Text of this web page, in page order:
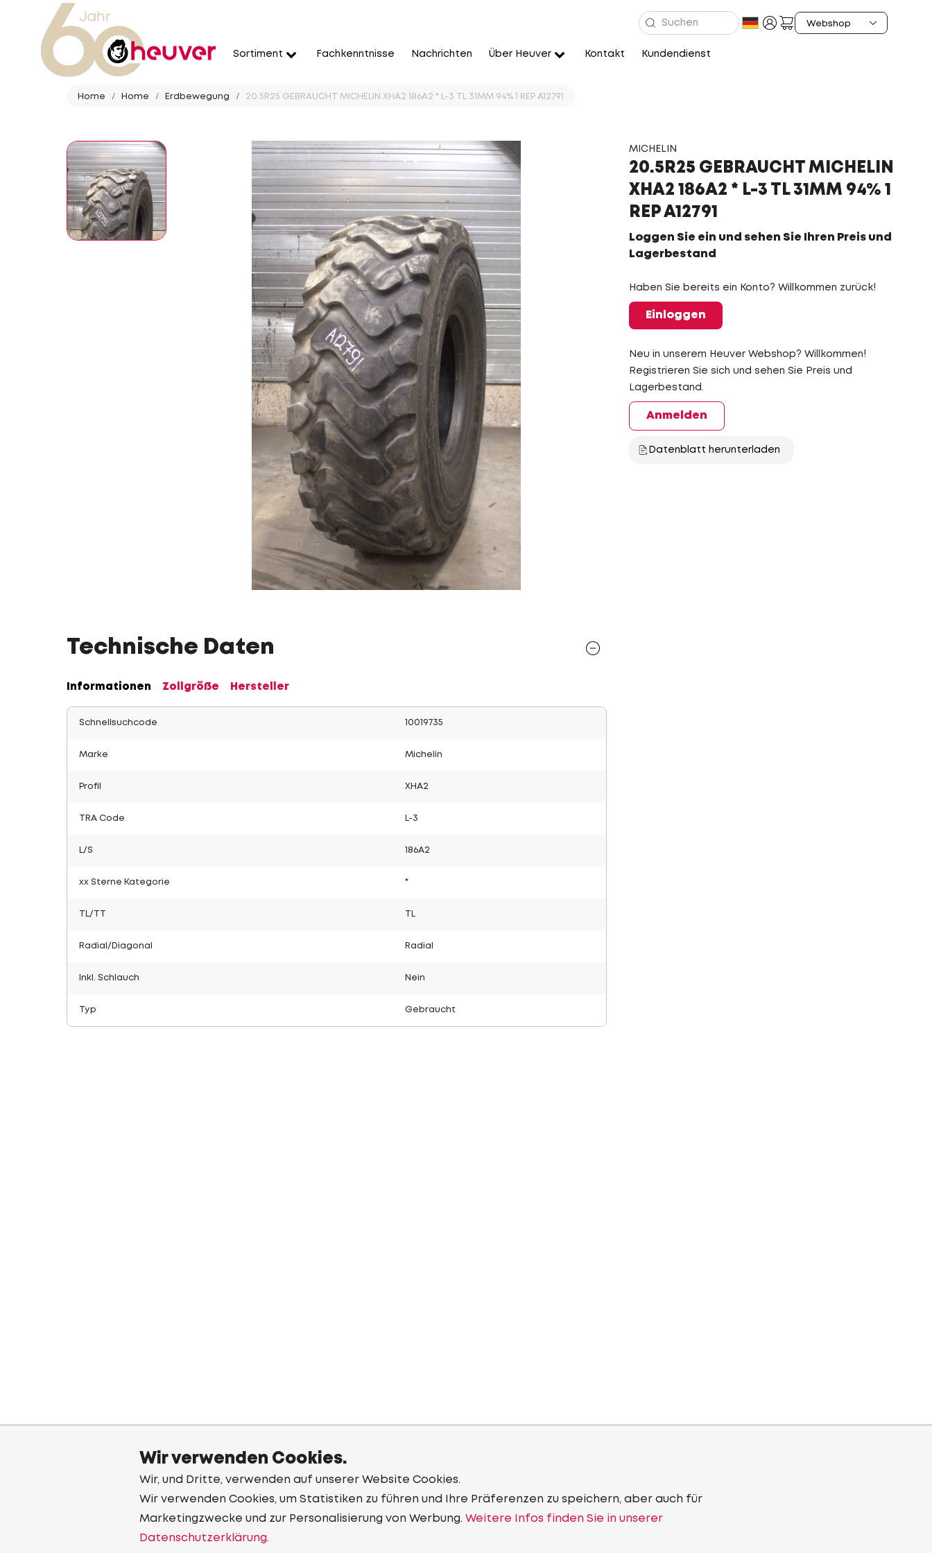
Sortiment Fachkenntnisse Nachrichten Über Heuver Kontakt Kundendienst
Home Home Erdbewegung 20.5R25 GEBRAUCHT MICHELIN XHA2 186A2 * L-3 TL 31MM 94% 1 REP A12791
MICHELIN
20.5R25 GEBRAUCHT MICHELIN
XHA2 186A2 * L-3 TL 31MM 94% 1
REP A12791
Loggen Sie ein und sehen Sie Ihren Preis und
Lagerbestand
Haben Sie bereits ein Konto? Willkommen zurück!
Einloggen
Neu in unserem Heuver Webshop? Willkommen!
Registrieren Sie sich und sehen Sie Preis und
Lagerbestand.
Anmelden
Datenblatt herunterladen
Technische Daten
Informationen Zollgröße Hersteller
Schnellsuchcode 10019735
Marke Michelin
Profil XHA2
TRA Code L-3
L/S 186A2
xx Sterne Kategorie *
TL/TT
Radial/Diagonal Radial
Inkl. Schlauch Nein
Typ Gebraucht
Wir verwenden Cookies.
Wir, und Dritte, verwenden auf unserer Website Cookies.
Wir verwenden Cookies, um Statistiken zu führen und Ihre Präferenzen zu speichern, aber auch für
Marketingzwecke und zur Personalisierung von Werbung. Weitere Infos finden Sie in unserer
Datenschutzerklärung.